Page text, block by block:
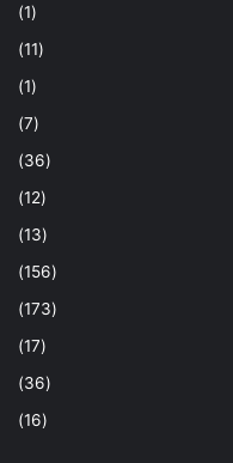
(1)
(11)
(1)
(7)
(36)
(12)
(13)
(156)
(173)
(17)
(36)
(16)